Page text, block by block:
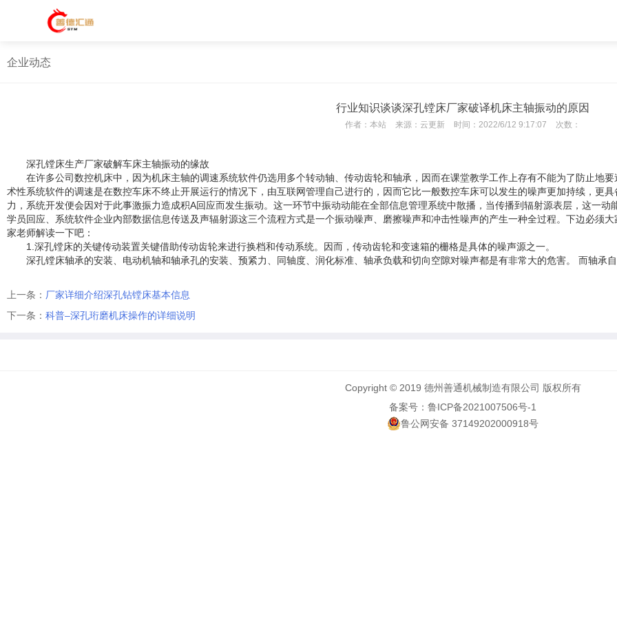
企业动态
行业知识谈谈深孔镗床厂家破译机床主轴振动的原因
作者： 本站 来源： 云更新 时间： 2022/6/12 9:17:07 次数：
深孔镗床生产厂家破解车床主轴振动的缘故
在许多公司数控机床中，因为机床主轴的调速系统软件仍选用多个转动轴、传动齿轮和轴承，因而在课堂教学工作上存有不能为了防止地
术性系统软件的调速是在数控车床不终止开展运行的情况下，由互联网管理自己进行的，因而它比一般数控车床可以发生的噪声更加持续，更
力，系统开发便会因对于此事激振力造成积A回应而发生振动。这一环节中振动动能在全部信息管理系统中散播，当传播到辐射源表层，这
学员回应、系统软件企业內部数据信息传送及声辐射源这三个流程方式是一个振动噪声、磨擦噪声和冲击性噪声的产生一种全过程。下边必须
家老师解读一下吧：
1.深孔镗床的关键传动装置关键借助传动齿轮来进行换档和传动系统。因而，传动齿轮和变速箱的栅格是具体的噪声源之一。
深孔镗床轴承的安装、电动机轴和轴承孔的安装、预紧力、同轴度、润化标准、轴承负载和切向空隙对噪声都是有非常大的危害。 而轴承
上一条： 厂家详细介绍深孔钻镗床基本信息
下一条： 科普–深孔珩磨机床操作的详细说明
Copyright © 2019 德州善通机械制造有限公司 版权所有
备案号：鲁ICP备2021007506号-1
鲁公网安备 37149202000918号